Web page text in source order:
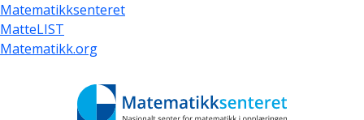
Hopp
til
hovedinnhold
Matematikksenteret
MatteLIST
Matematikk.org